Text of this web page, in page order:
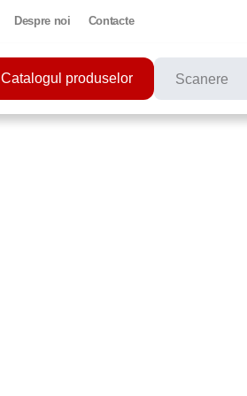
Despre noi Contacte
Catalogul produselor